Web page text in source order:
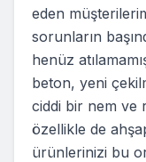
eden
sorunların
henüz
beton, yeni
ciddi bir nem ve
özellikle de
ürünlerinizi bu